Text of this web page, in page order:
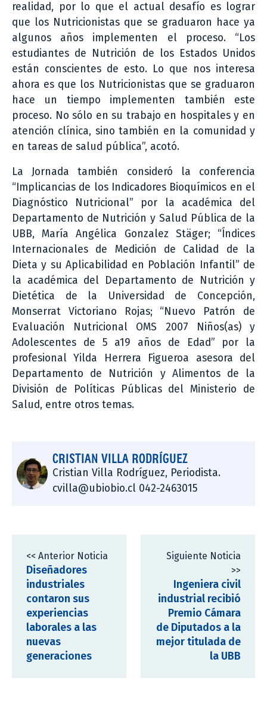
realidad, por lo que el actual desafío es lograr
que los Nutricionistas que se graduaron hace ya
algunos años implementen el proceso. “Los
estudiantes de Nutrición de los Estados Unidos
están conscientes de esto. Lo que nos interesa
ahora es que los Nutricionistas que se graduaron
hace un tiempo implementen también este
proceso. No sólo en su trabajo en hospitales y en
atención clínica, sino también en la comunidad y
en tareas de salud pública”, acotó.
La Jornada también consideró la conferencia
“Implicancias de los Indicadores Bioquímicos en el
Diagnóstico Nutricional” por la académica del
Departamento de Nutrición y Salud Pública de la
UBB, María Angélica Gonzalez Stäger; “Índices
Internacionales de Medición de Calidad de la
Dieta y su Aplicabilidad en Población Infantil” de
la académica del Departamento de Nutrición y
Dietética de la Universidad de Concepción,
Monserrat Victoriano Rojas; “Nuevo Patrón de
Evaluación Nutricional OMS 2007 Niños(as) y
Adolescentes de 5 a19 años de Edad” por la
profesional Yilda Herrera Figueroa asesora del
Departamento de Nutrición y Alimentos de la
División de Políticas Públicas del Ministerio de
Salud, entre otros temas.
CRISTIAN VILLA RODRÍGUEZ
Cristian Villa Rodríguez, Periodista.
cvilla@ubiobio.cl 042-2463015
<< Anterior Noticia
Diseñadores
industriales
contaron sus
experiencias
laborales a las
nuevas
generaciones
Siguiente Noticia
>>
Ingeniera civil
industrial recibió
Premio Cámara
de Diputados a la
mejor titulada de
la UBB